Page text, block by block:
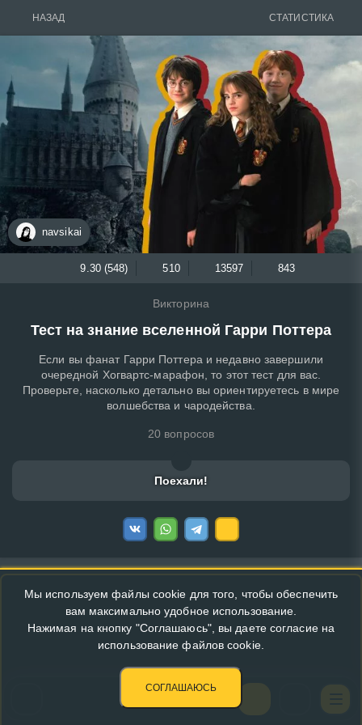
НАЗАД СТАТИСТИКА
navsikai
9.30 (548) 510 13597 843
Викторина
Тест на знание вселенной Гарри Поттера
Если вы фанат Гарри Поттера и недавно завершили
очередной Хогвартс-марафон, то этот тест для вас.
Проверьте, насколько детально вы ориентируетесь в мире
волшебства и чародейства.
20 вопросов
Поехали!
Мы используем файлы cookie для того, чтобы обеспечить
вам максимально удобное использование.
Нажимая на кнопку "Соглашаюсь", вы даете согласие на
использование файлов cookie.
СОГЛАШАЮСЬ